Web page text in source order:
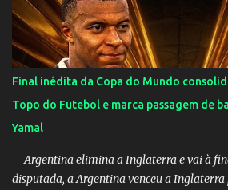
Final inédita da Copa do Mundo
Topo do Futebol e marca passagem de
Yamal
Argentina elimina a Inglaterra e vai à
disputada, a Argentina venceu a